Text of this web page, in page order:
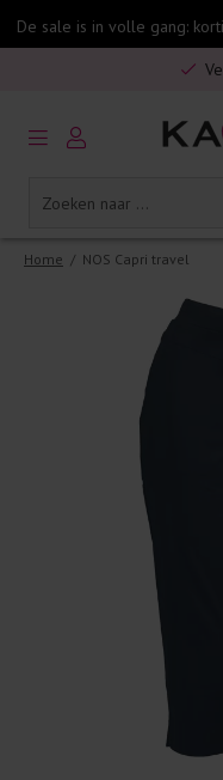
De sale is in volle gang:
Gratis
5%
Gratis
Home / NOS Capri travel